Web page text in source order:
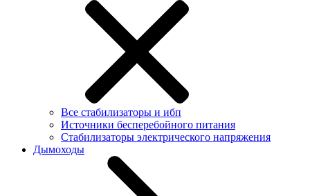
Все стабилизаторы и ибп
Источники бесперебойного питания
Стабилизаторы электрического напряжения
Дымоходы